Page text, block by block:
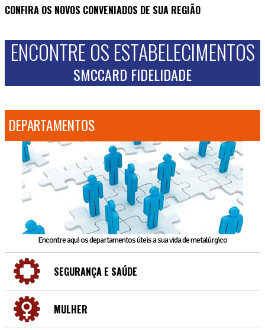
CONFIRA OS NOVOS CONVENIADOS DE SUA REGIÃO
ENCONTRE OS ESTABELECIMENTOS
SMCCARD FIDELIDADE
DEPARTAMENTOS
Encontre aqui os departamentos úteis a sua vida de metalúrgico
SEGURANÇA E SAÚDE
MULHER